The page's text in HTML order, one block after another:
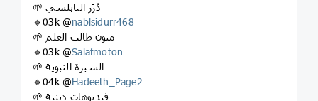
🌱 دُرَر النابلسي
🔹03k @nablsidurr468
🌱 متون طالب العلم
🔹03k @Salafmoton
🌱 السيرة النبوية
🔹04k @Hadeeth_Page2
🌱 فيديوهات دينية